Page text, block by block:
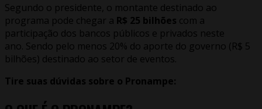
Segundo o presidente, o montante destinado ao
programa pode chegar a R$ 25 bilhões com a
participação dos bancos públicos e privados neste
ano. Sendo pelo menos 20% do aporte do governo (R$ 5
bilhões) destinado ao setor de eventos.
Tire suas dúvidas sobre o Pronampe: